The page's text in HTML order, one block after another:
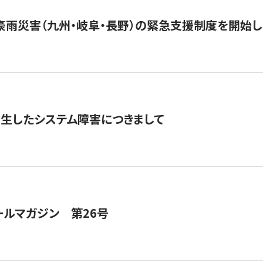
災害（九州・岐阜・長野）の緊急支援制度を開始
したシステム障害につきまして
ルマガジン 第26号